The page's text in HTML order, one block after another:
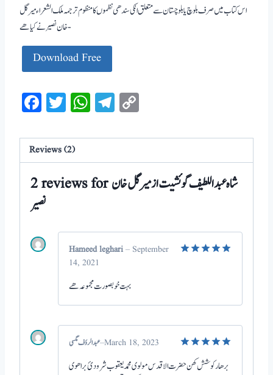
اس کتاب میں صرف بلوچ یا بلوچستان سے متعلق انکی سندھی نظموں کا منظوم ترجمہ ملک الشعراء میر گل
خان نصیر نے کیا ھے-
Download Free
Facebook
Twitter
WhatsApp
Telegram
Reviews (2)
2 reviews forشاہ عبداللطیف گوئشیت از میرگل خان
نصیر
Hameed leghari – September
14, 2021
بہت خوبصورت مجموعہ ھے
Rated 5
out of 5
–March 18, 2023
برھار کوشش کھن حضرت الاقدس مولوی محمد یعقوب شرودئ براھوی